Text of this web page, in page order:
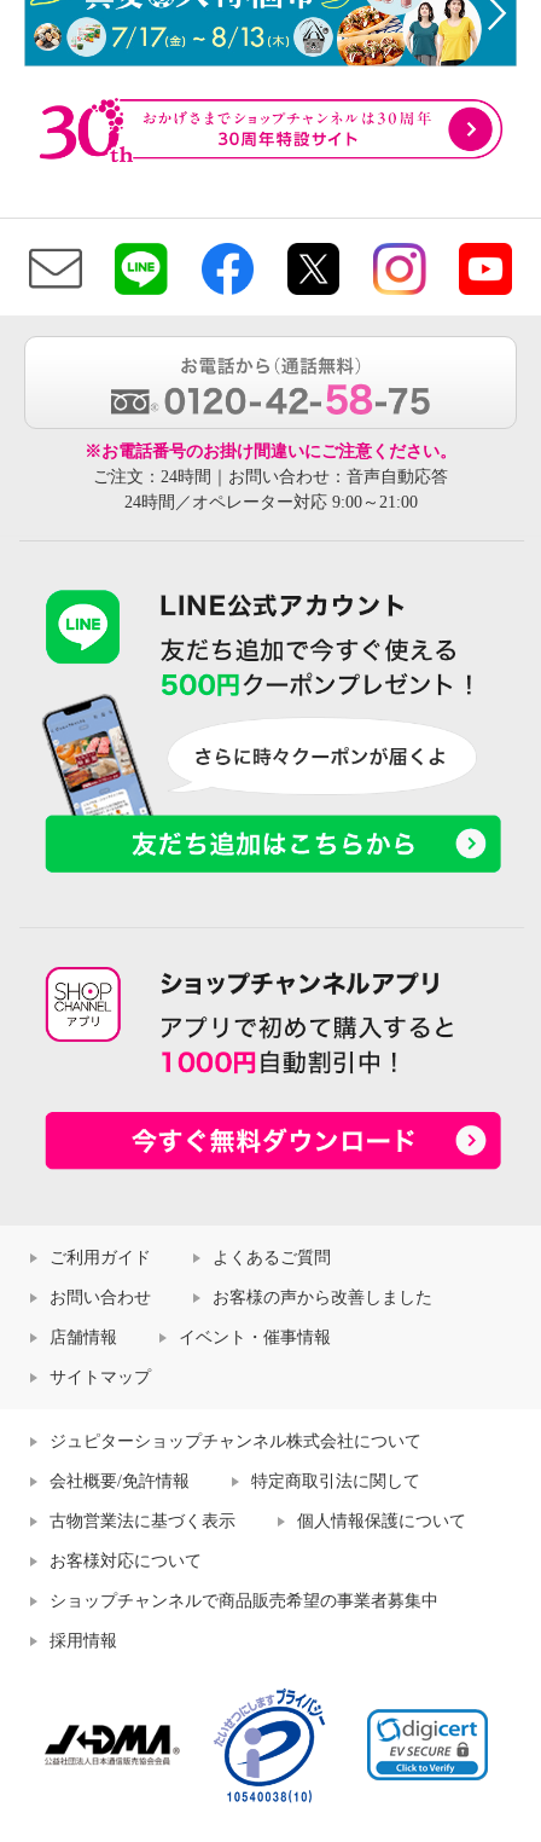
※お電話番号のお掛け間違いにご注意ください。
ご注文：24時間｜お問い合わせ：音声自動応答
24時間／オペレーター対応 9:00～21:00
ご利用ガイド よくあるご質問
お問い合わせ お客様の声から改善しました
店舗情報 イベント・催事情報
サイトマップ
ジュピターショップチャンネル株式会社について
会社概要/免許情報 特定商取引法に関して
古物営業法に基づく表示 個人情報保護について
お客様対応について
ショップチャンネルで商品販売希望の事業者募集中
採用情報